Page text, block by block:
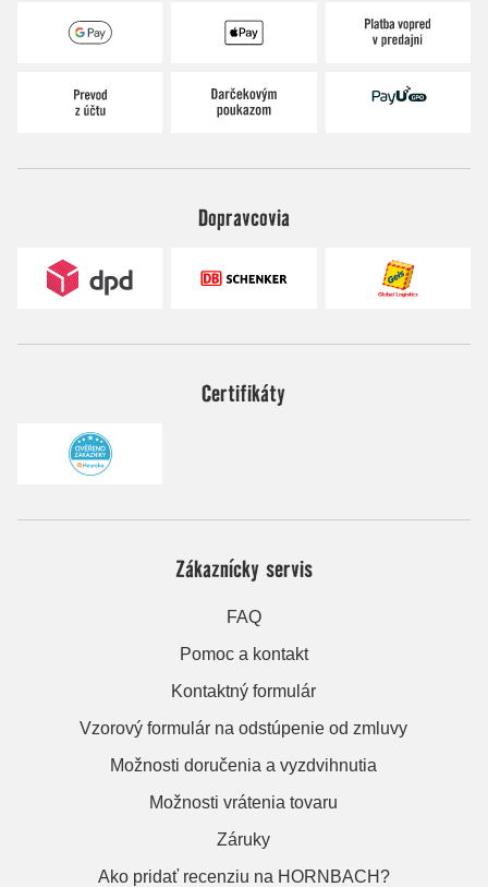
Dopravcovia
Certifikáty
Zákaznícky servis
FAQ
Pomoc a kontakt
Kontaktný formulár
Vzorový formulár na odstúpenie od zmluvy
Možnosti doručenia a vyzdvihnutia
Možnosti vrátenia tovaru
Záruky
Ako pridať recenziu na HORNBACH?